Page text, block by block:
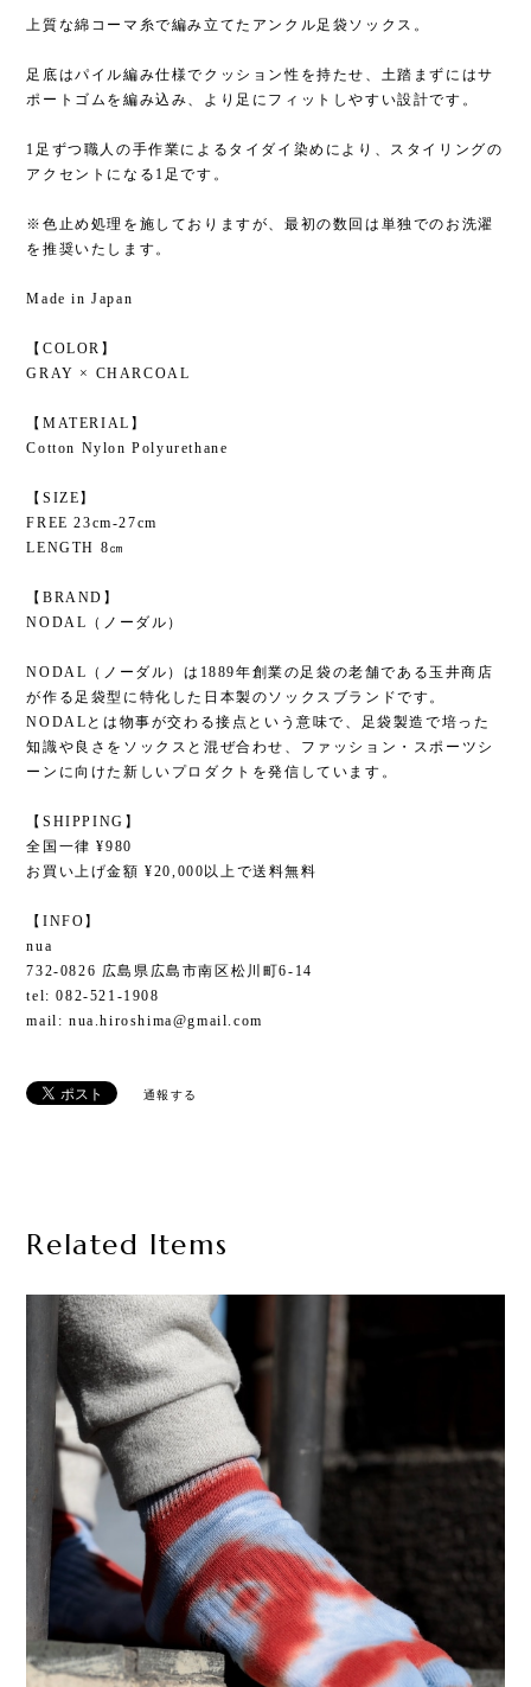
上質な綿コーマ糸で編み立てたアンクル足袋ソックス。
足底はパイル編み仕様でクッション性を持たせ、土踏まずにはサ
ポートゴムを編み込み、より足にフィットしやすい設計です。
1足ずつ職人の手作業によるタイダイ染めにより、スタイリングの
アクセントになる1足です。
※色止め処理を施しておりますが、最初の数回は単独でのお洗濯
を推奨いたします。
Made in Japan
【COLOR】
GRAY × CHARCOAL
【MATERIAL】
Cotton Nylon Polyurethane
【SIZE】
FREE 23cm-27cm
LENGTH 8㎝
【BRAND】
NODAL（ノーダル）
NODAL（ノーダル）は1889年創業の足袋の老舗である玉井商店
が作る足袋型に特化した日本製のソックスブランドです。
NODALとは物事が交わる接点という意味で、足袋製造で培った
知識や良さをソックスと混ぜ合わせ、ファッション・スポーツシ
ーンに向けた新しいプロダクトを発信しています。
【SHIPPING】
全国一律 ¥980
お買い上げ金額 ¥20,000以上で送料無料
【INFO】
nua
732-0826 広島県広島市南区松川町6-14
tel: 082-521-1908
mail: nua.hiroshima@gmail.com
通報する
Related Items